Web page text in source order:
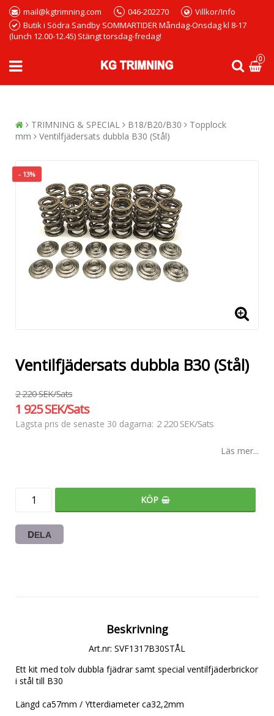
mail@kgtrimning.com 046-202270
Villkor/Info
Butik i Södra Sandby SOMMARTIDER Måndag-Onsdag kl 8-17
(lunch 12.00-12.45) Stängt torsdag-fredag!
0
TRIMNING & SPECIAL B18/B20/B30
Topplock
mm
Ventilfjädersats dubbla B30 (Stål)
- 13%
Ventilfjädersats dubbla B30 (Stål)
2 220 SEK/Sats
1 925 SEK/Sats
Lägsta pris de senaste 30 dagarna 2 220 SEK/Sats
Läs mer...
KÖP
DELA
Beskrivning
Art.nr: SVF1317B30STÅL
Ett kit med tolv dubbla fjädrar samt special ventilfjäderbrickor
i stål till B30
Längd ca57mm / Ytterdiameter ca32,2mm